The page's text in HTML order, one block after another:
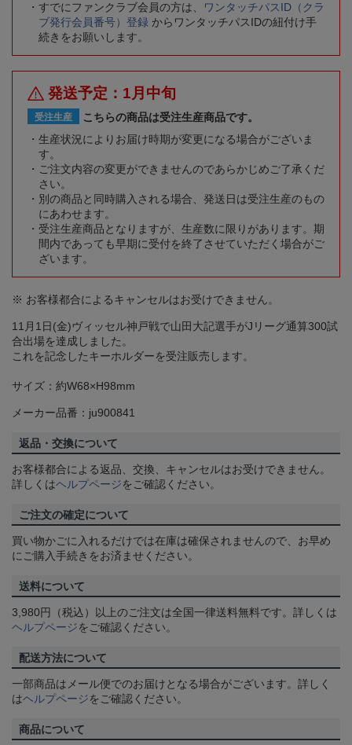
すでにファンクラブ会員の方は、
ワンタッチパスID（クラ
ブ発行会員番号）登録 からワンタッチパスIDの紐付け手
続きをお願いします。
発送予定：1月中旬
受注生産
こちらの商品は受注生産商品です。
生産状況によりお届け時期が変更になる場合がございま
す。
ご注文内容の変更ができませんのであらかじめご了承くだ
さい。
別の商品と同時購入される場合、発送日は受注生産のもの
にあわせます。
受注生産商品となりますが、生産数に限りがあります。期
間内であっても早期に受付を終了させていただく場合がご
ざいます。
※ お客様都合によるキャンセルはお受けできません。
11月1日(金)ヴィッセル神戸戦で山田大記選手がJリーグ通算300試
合出場を達成しました。
これを記念したキーホルダーを受注販売します。
サイズ：約W68×H98mm
メーカー品番：ju900841
返品・交換について
お客様都合による返品、交換、キャンセルはお受けできません。
詳しくはヘルプページをご確認ください。
ご注文の確定について
買い物かごに入れるだけでは在庫は確保されませんので、お早め
にご購入手続きをお済ませください。
送料について
3,980円（税込）以上のご注文は全国一律送料無料です。詳しくは
ヘルプページをご確認ください。
配送方法について
一部商品はメール便でのお届けとなる場合がございます。詳しく
はヘルプページをご確認ください。
商品について